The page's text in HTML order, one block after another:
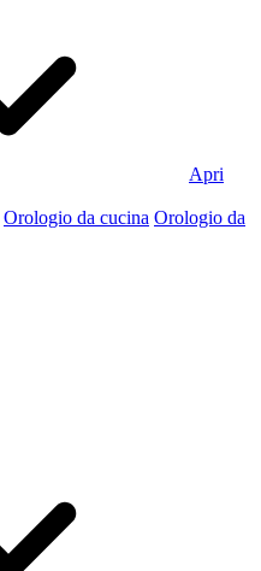
Apri
Orologio da cucina Orologio da